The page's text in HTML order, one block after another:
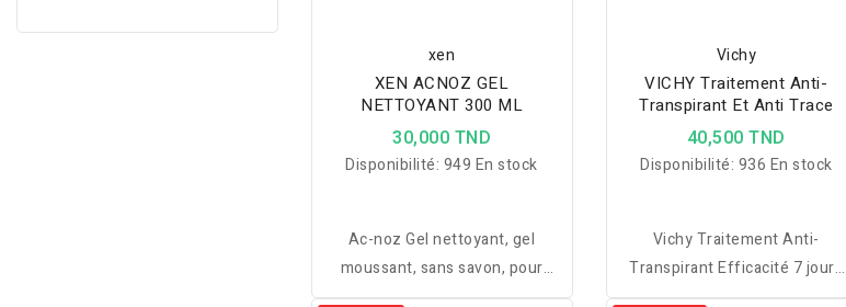
xen
XEN ACNOZ GEL
NETTOYANT 300 ML
30,000 TND
Disponibilité: 949 En stock
Ac-noz Gel nettoyant, gel
moussant, sans savon, pour
l'hygiène des peaux grasses et
Vichy
VICHY Traitement Anti-
Transpirant Et Anti Trace
40,500 TND
Disponibilité: 936 En stock
Vichy Traitement Anti-
Transpirant Efficacité 7 jours
contient une nouvelle